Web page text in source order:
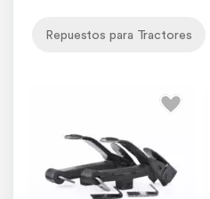
Repuestos para Tractores